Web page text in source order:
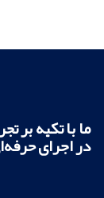
ما با تکیه
در اجرای